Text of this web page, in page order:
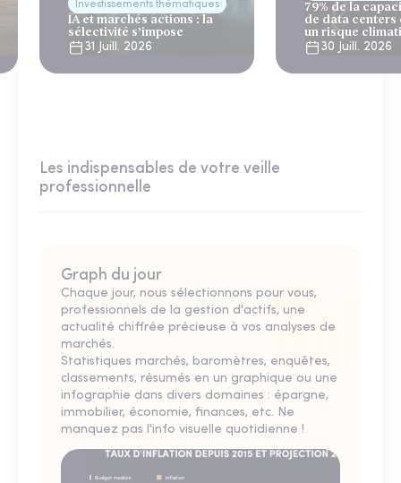
Investissements thématiques
IA et marchés actions : la
sélectivité s’impose
31 Juill. 2026
79% de la
de data centers
un risque
30 Juill. 2026
Les indispensables de votre veille
professionnelle
Graph du jour
Chaque jour, nous sélectionnons pour vous,
professionnels de la gestion d'actifs, une
actualité chiffrée précieuse à vos analyses de
marchés.
Statistiques marchés, baromètres, enquêtes,
classements, résumés en un graphique ou une
infographie dans divers domaines : épargne,
immobilier, économie, finances, etc. Ne
manquez pas l'info visuelle quotidienne !